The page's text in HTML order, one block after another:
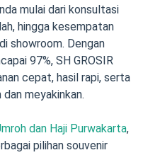
mulai dari konsultasi
hingga kesempatan
showroom. Dengan
97%, SH GROSIR
cepat, hasil rapi, serta
meyakinkan.
dan Haji Purwakarta,
pilihan souvenir